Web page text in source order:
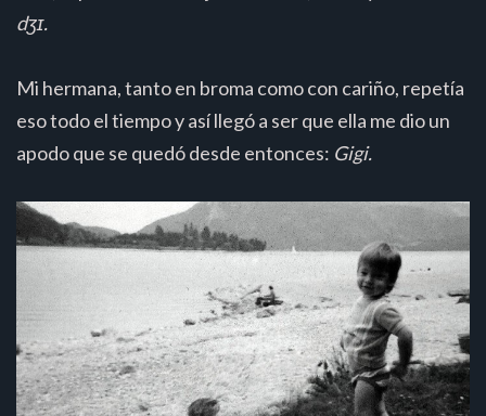
dʒɪ.
Mi hermana, tanto en broma como con cariño, repetía
eso todo el tiempo y así llegó a ser que ella me dio un
apodo que se quedó desde entonces: Gigi.